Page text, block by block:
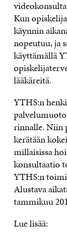
Kun
käynnin
nopeutuu, ja
käyttämällä
lääkäreitä.
YTHS:n
rinnalle. Niin
kerätään
millaisissa
konsultaatio
YTHS:n
Alustava
tammikuu
Lue lisää: